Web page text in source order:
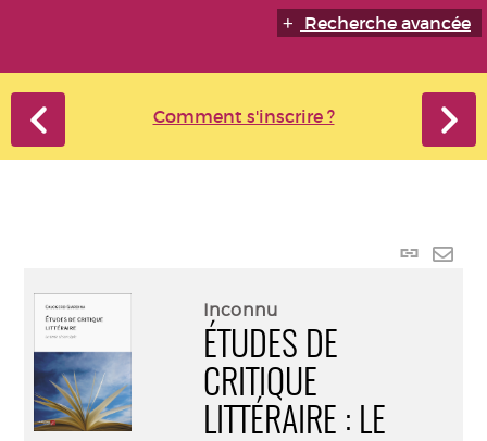
Recherche avancée
Comment s'inscrire ?
Lien
Inconnu
ÉTUDES DE
CRITIQUE
LITTÉRAIRE : LE